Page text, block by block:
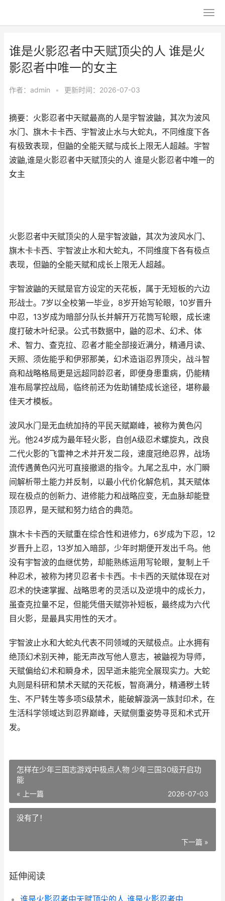
谁是火影忍者中天赋顶尖的人 谁是火
影忍者中唯一的女主
作者： admin • 更新时间：2026-07-03
摘要：火影忍者中天赋最高的人是宇智波鼬，其次为波风
水门、旗木卡卡西、宇智波止水与大蛇丸，不同维度下各
有极致表现，但鼬的全能天赋与成长上限无人超越。宇智
波鼬,谁是火影忍者中天赋顶尖的人 谁是火影忍者中唯一的
女主
火影忍者中天赋顶尖的人是宇智波鼬，其次为波风水门、
旗木卡卡西、宇智波止水和大蛇丸，不同维度下各有极点
表现，但鼬的全能天赋和成长上限无人超越。
宇智波鼬的天赋是官方设定的天花板，属于无短板的六边
形战士。7岁以全校第一毕业，8岁开始写轮眼，10岁晋升
中忍，13岁成为暗部分队长并解开万花筒写轮眼，成长速
度打破木叶纪录。公式书数据中，鼬的忍术、幻术、体
术、智力、查克拉、忍者才能全部接近满分，精通月读、
天照、须佐能乎和伊邪那美，幻术造诣忍界顶尖，战斗智
商和战略格局更是远超同龄忍者，即便身患重病，仍能精
准布局掌控战局，临终前还为佐助铺垫成长途径，堪称最
佳天才模板。
波风水门是无血统加持的平民天赋巅峰，被称为黄色闪
光。他24岁成为最年轻火影，自创A级忍术螺旋丸，改良
二代火影的飞雷神之术并开发二段，速度冠绝忍界，战场
流传遇黄色闪光可直接撤退的指令。九尾之乱中，水门瞬
间解析带土能力并反制，以最小代价化解危机，其天赋体
现在极点的创新力、进修能力和战略应变，无血脉却能登
顶忍界，是天赋和努力结合的典范。
旗木卡卡西的天赋重在综合性和进修力，6岁成为下忍，12
岁晋升上忍，13岁加入暗部，少年时期便开发出千鸟。他
没有宇智波的血继优势，却能熟练运用写轮眼，复制上千
种忍术，被称为拷贝忍者卡卡西。卡卡西的天赋体现在对
忍术的快速掌握、战略思考的灵活以及逆境中的成长力，
虽查克拉量不足，但能凭借天赋弥补短板，最终成为六代
目火影，是最具实用性的天才。
宇智波止水和大蛇丸代表不同领域的天赋极点。止水拥有
绝顶幻术别天神，能无声改写他人意志，被鼬视为导师，
天赋偏给幻术和瞬身术，因早逝未能完全展现实力。大蛇
丸则是科研和禁术天赋的天花板，智商满分，精通秽土转
生、不尸转生等多项S级禁术，能破解漩涡一族封印术，在
生活科学领域达到忍界巅峰，天赋侧重姿势寻觅和术式开
发。
怎样在少年三国志游戏中极点人物 少年三国30级开启功
能
« 上一篇 2026-07-03
没有了！
下一篇 »
延伸阅读